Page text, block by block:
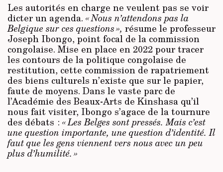
Les autorités en charge ne veulent pas se voir
dicter un agenda. « Nous n’attendons pas la
Belgique sur ces questions », résume le professeur
Joseph Ibongo, point focal de la commission
congolaise. Mise en place en 2022 pour tracer
les contours de la politique congolaise de
restitution, cette commission de rapatriement
des biens culturels n’existe que sur le papier,
faute de moyens. Dans le vaste parc de
l’Académie des Beaux-Arts de Kinshasa qu’il
nous fait visiter, Ibongo s’agace de la tournure
des débats : « Les Belges sont pressés. Mais c’est
une question importante, une question d’identité. Il
faut que les gens viennent vers nous avec un peu
plus d’humilité. »